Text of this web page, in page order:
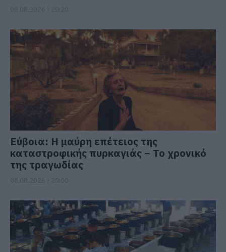
Εύβοια: Η μαύρη επέτειος της
καταστροφικής πυρκαγιάς – Το χρονικό
της τραγωδίας